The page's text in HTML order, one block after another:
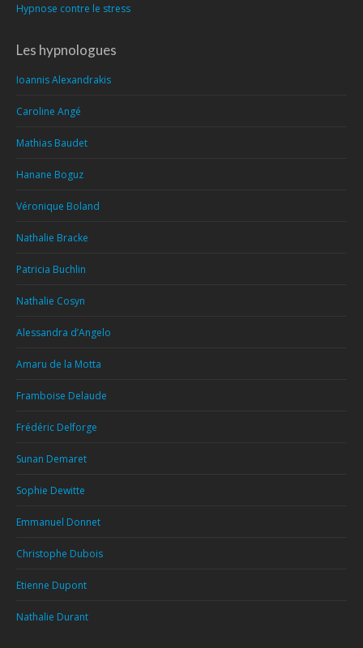
Hypnose contre le stress
Les hypnologues
Ioannis Alexandrakis
Caroline Angé
Mathias Baudet
Hanane Boguz
Véronique Boland
Nathalie Bracke
Patricia Buchlin
Nathalie Cosyn
Alessandra d’Angelo
Amaru de la Motta
Framboise Delaude
Frédéric Delforge
Sunan Demaret
Sophie Dewitte
Emmanuel Donnet
Christophe Dubois
Etienne Dupont
Nathalie Durant